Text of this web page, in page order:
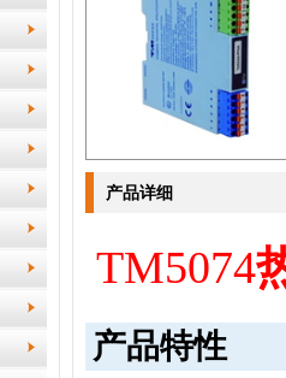
产品详细
TM5074
产品特性